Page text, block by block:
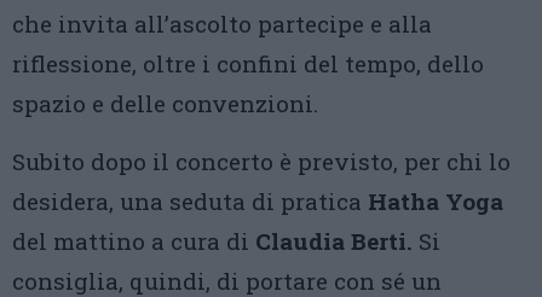
che invita all’ascolto partecipe e alla
riflessione, oltre i confini del tempo, dello
spazio e delle convenzioni.
Subito dopo il concerto è previsto, per chi lo
desidera, una seduta di pratica Hatha Yoga
del mattino a cura di Claudia Berti. Si
consiglia, quindi, di portare con sé un